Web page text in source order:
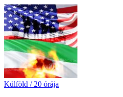
Külföld / 20 órája